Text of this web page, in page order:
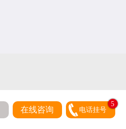
在线咨询 电话挂号